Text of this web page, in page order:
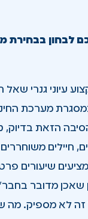
לבחון בבחירת
עיוני גנרי
מערכת
הזאת בדיוק,
חיילים משוחררים
שיעורים
שאכן מדובר
זה לא מספיק. מה